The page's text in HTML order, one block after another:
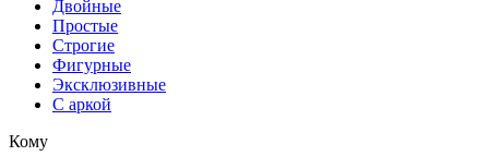
Двойные
Простые
Строгие
Фигурные
Эксклюзивные
С аркой
Кому